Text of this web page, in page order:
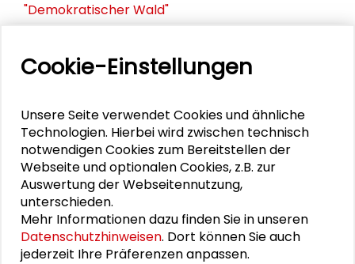
"Demokratischer Wald"
Zusammen mehr erreichen – Zukunftsbündnis im
Schader-Festival 2026
25. Runder Tisch Wissenschaftsstadt Darmstadt
DOWNLOADS
Cookie-Einstellungen
Unsere Seite verwendet Cookies und ähnliche
Technologien. Hierbei wird zwischen technisch
notwendigen Cookies zum Bereitstellen der
Webseite und optionalen Cookies, z.B. zur
Auswertung der Webseitennutzung,
unterschieden.
Mehr Informationen dazu finden Sie in unseren
Datenschutzhinweisen. Dort können Sie auch
jederzeit Ihre Präferenzen anpassen.